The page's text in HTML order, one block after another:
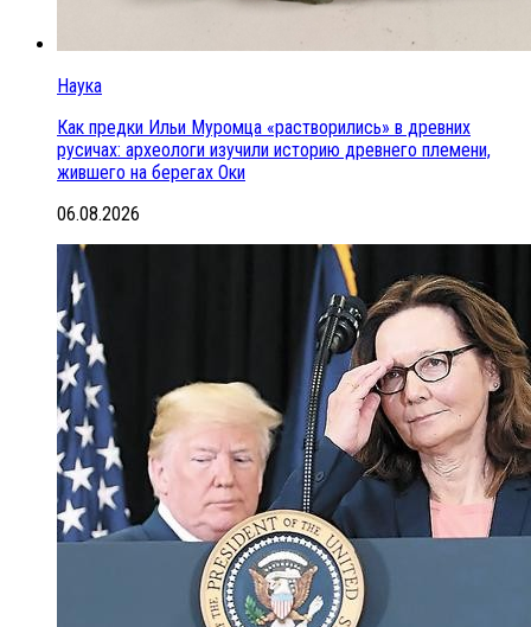
Наука
Как предки Ильи Муромца «растворились» в древних
русичах: археологи изучили историю древнего племени,
жившего на берегах Оки
06.08.2026